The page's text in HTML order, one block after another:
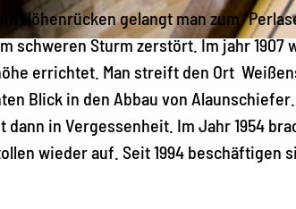
Höhenrücken gelangt man zum
schweren Sturm zerstört. Im jahr 1907
errichtet. Man streift den Ort
Blick in den Abbau von Alaunschiefer.
in Vergessenheit. Im Jahr 1954
wieder auf. Seit 1994 beschäftigen